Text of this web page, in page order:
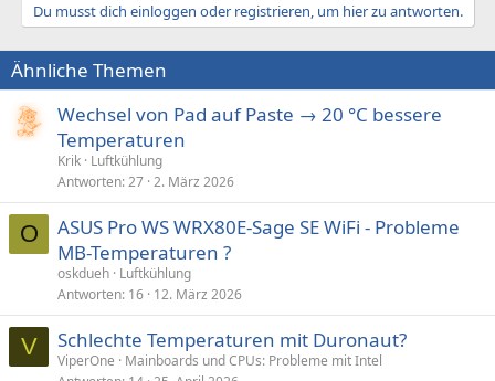
Du musst dich einloggen oder registrieren, um hier zu antworten.
Ähnliche Themen
Wechsel von Pad auf Paste → 20 °C bessere
Temperaturen
Krik Luftkühlung
Antworten 27 2. März 2026
O
ASUS Pro WS WRX80E-Sage SE WiFi - Probleme
MB-Temperaturen ?
oskdueh Luftkühlung
Antworten 16 12. März 2026
V Schlechte Temperaturen mit Duronaut?
ViperOne
Mainboards und CPUs: Probleme mit Intel